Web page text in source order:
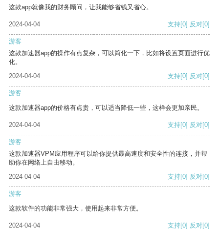
这款app就像我的财务顾问，让我能够省钱又省心。
2024-04-04 支持[0] 反对[0]
游客
这款加速器app的操作有点复杂，可以简化一下，比如将设置页面进行优
化。
2024-04-04
支持[0] 反对[0]
游客
这款加速器app的价格有点贵，可以适当降低一些，这样会更加亲民。
2024-04-04 支持[0] 反对[0]
游客
这款加速器VPM应用程序可以给你提供最高速度和安全性的连接，并帮
助你在网络上自由移动。
2024-04-04
支持[0] 反对[0]
游客
这款软件的功能非常强大，使用起来非常方便。
2024-04-04 支持[0] 反对[0]